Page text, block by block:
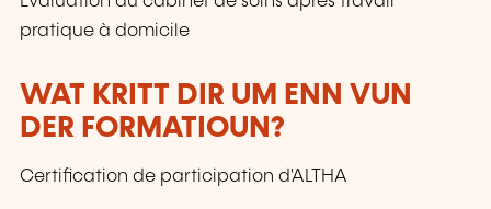
pratique à domicile
WAT KRITT DIR UM ENN VUN
DER FORMATIOUN?
Certification de participation d'ALTHA